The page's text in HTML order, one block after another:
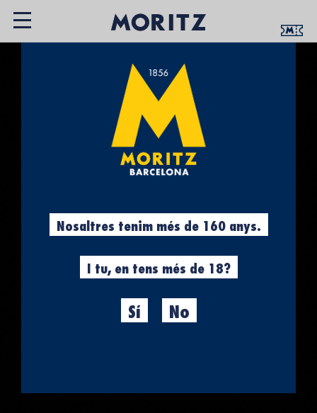
Nosaltres tenim més de 160 anys.
I tu, en tens més de 18?
Sí No